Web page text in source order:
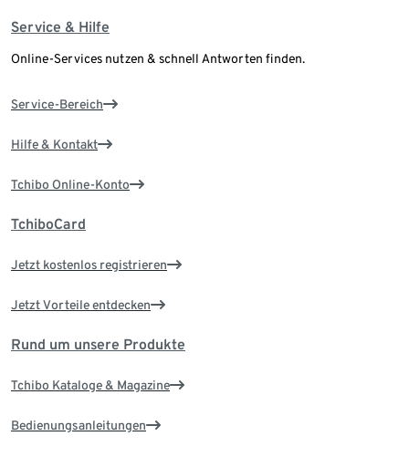
Service & Hilfe
Online-Services nutzen & schnell Antworten finden.
Service-Bereich
Hilfe & Kontakt
Tchibo Online-Konto
TchiboCard
Jetzt kostenlos registrieren
Jetzt Vorteile entdecken
Rund um unsere Produkte
Tchibo Kataloge & Magazine
Bedienungsanleitungen